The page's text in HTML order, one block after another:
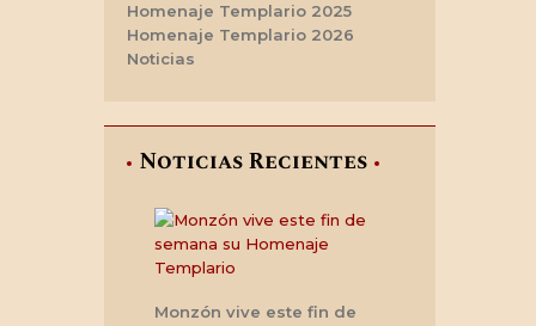
Homenaje Templario 2025
Homenaje Templario 2026
Noticias
Noticias Recientes
Monzón vive este fin de